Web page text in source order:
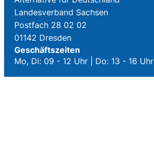
Landesverband Sachsen
Postfach 28 02 02
01142 Dresden
Geschäftszeiten
Mo, Di: 09 - 12 Uhr | Do: 13 - 16 Uhr